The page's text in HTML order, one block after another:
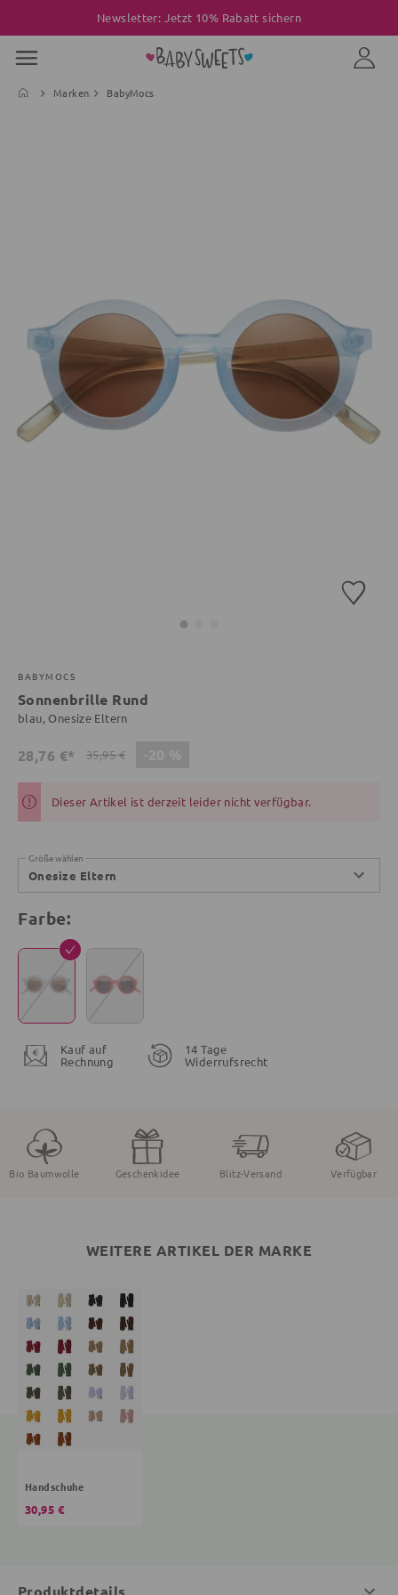
Newsletter: Jetzt 10% Rabatt sichern
Marken BabyMocs
BABYMOCS
Sonnenbrille Rund
blau, Onesize Eltern
28,76 €* 35,95 €
Dieser Artikel ist derzeit leider nicht verfügbar.
Größe wählen
Onesize Eltern
Farbe:
Kauf auf
Rechnung
14 Tage
Widerrufsrecht
Bio Baumwolle Geschenkidee Blitz-Versand Verfügbar
WEITERE ARTIKEL DER MARKE
Handschuhe
30,95 €